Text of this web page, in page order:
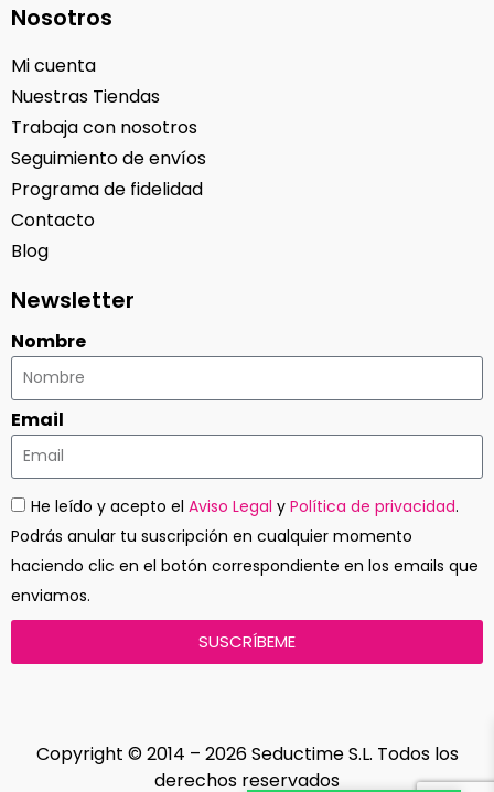
Nosotros
Mi cuenta
Nuestras Tiendas
Trabaja con nosotros
Seguimiento de envíos
Programa de fidelidad
Contacto
Blog
Newsletter
Nombre
Email
He leído y acepto el Aviso Legal y Política de privacidad.
Podrás anular tu suscripción en cualquier momento
haciendo clic en el botón correspondiente en los emails que
enviamos.
SUSCRÍBEME
Copyright © 2014 – 2026 Seductime S.L. Todos los
derechos reservados